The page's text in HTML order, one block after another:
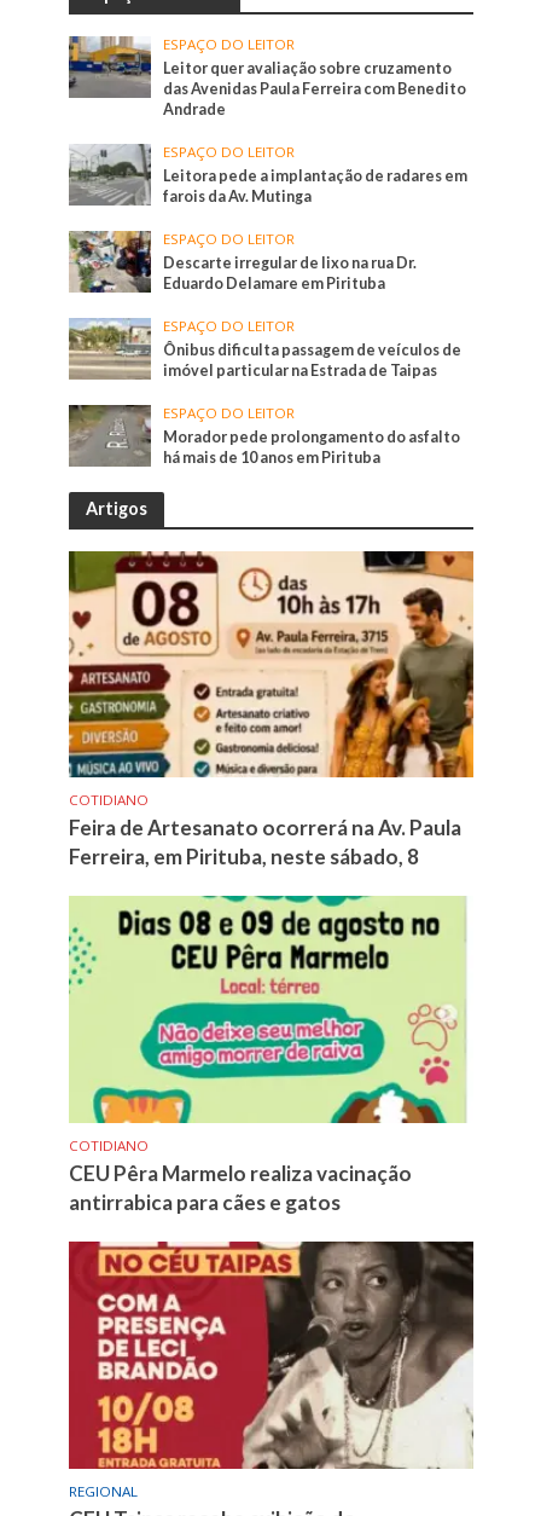
ESPAÇO DO LEITOR
Leitor quer avaliação sobre cruzamento
das Avenidas Paula Ferreira com Benedito
Andrade
ESPAÇO DO LEITOR
Leitora pede a implantação de radares em
farois da Av. Mutinga
ESPAÇO DO LEITOR
Descarte irregular de lixo na rua Dr.
Eduardo Delamare em Pirituba
ESPAÇO DO LEITOR
Ônibus dificulta passagem de veículos de
imóvel particular na Estrada de Taipas
ESPAÇO DO LEITOR
Morador pede prolongamento do asfalto
há mais de 10 anos em Pirituba
Artigos
COTIDIANO
Feira de Artesanato ocorrerá na Av. Paula
Ferreira, em Pirituba, neste sábado, 8
COTIDIANO
CEU Pêra Marmelo realiza vacinação
antirrabica para cães e gatos
REGIONAL